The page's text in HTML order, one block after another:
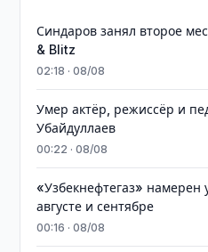
Синдаров занял второе
& Blitz
02:18 · 08/08
Умер актёр, режиссёр и
Убайдуллаев
00:22 · 08/08
«Узбекнефтегаз» намерен
августе и сентябре
00:16 · 08/08